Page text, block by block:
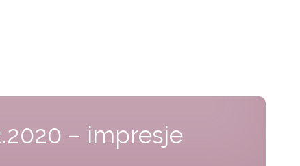
– impresje